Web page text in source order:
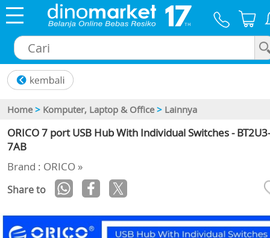
Home > Komputer, Laptop & Office > Lainnya
ORICO 7 port USB Hub With Individual Switches - BT2U3-
7AB
Brand : ORICO »
Share to